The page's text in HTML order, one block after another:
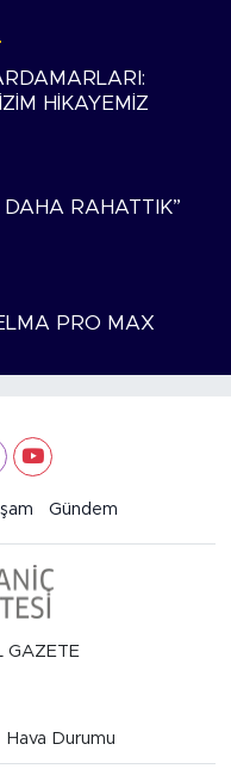
HİKAYEMİZ
DAHA RAHATTIK”
PRO MAX
Gündem
GAZETE
Hava Durumu